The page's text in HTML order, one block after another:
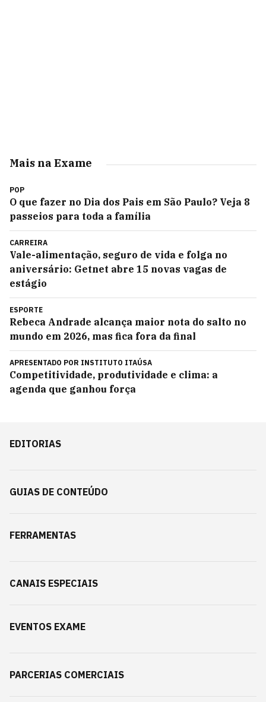
Mais na Exame
POP
O que fazer no Dia dos Pais em São Paulo? Veja 8
passeios para toda a família
CARREIRA
Vale-alimentação, seguro de vida e folga no
aniversário: Getnet abre 15 novas vagas de
estágio
ESPORTE
Rebeca Andrade alcança maior nota do salto no
mundo em 2026, mas fica fora da final
APRESENTADO POR INSTITUTO ITAÚSA
Competitividade, produtividade e clima: a
agenda que ganhou força
EDITORIAS
GUIAS DE CONTEÚDO
FERRAMENTAS
CANAIS ESPECIAIS
EVENTOS EXAME
PARCERIAS COMERCIAIS